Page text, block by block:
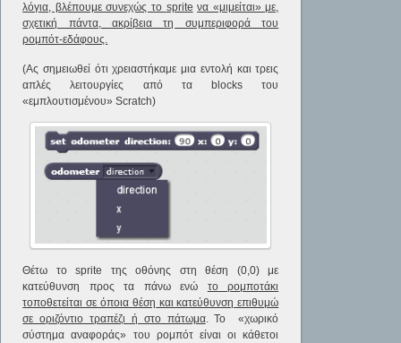
λόγια, βλέπουμε συνεχώς το sprite να «μιμείται» με,
σχετική πάντα, ακρίβεια τη συμπεριφορά του
ρομπότ-εδάφους.
(Ας σημειωθεί ότι χρειαστήκαμε μια εντολή και τρεις
απλές λειτουργίες από τα blocks του
«εμπλουτισμένου» Scratch)
Θέτω το sprite της οθόνης στη θέση (0,0) με
κατεύθυνση προς τα πάνω ενώ το ρομποτάκι
τοποθετείται σε όποια θέση και κατεύθυνση επιθυμώ
σε οριζόντιο τραπέζι ή στο πάτωμα. Το «χωρικό
σύστημα αναφοράς» του ρομπότ είναι οι κάθετοι